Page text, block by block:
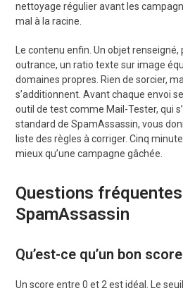
nettoyage régulier avant les
mal à la racine.
Le contenu enfin. Un objet
outrance, un ratio texte sur image
domaines propres. Rien de sorcier,
s’additionnent. Avant chaque envoi
outil de test comme Mail-Tester, qui
standard de SpamAssassin, vous
liste des règles à corriger. Cinq
mieux qu’une campagne gâchée.
Questions
SpamAssassin
Qu’est-ce qu’un bon
Un score entre 0 et 2 est idéal. Le